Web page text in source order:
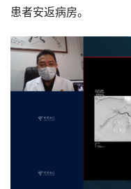
患者安返病房。